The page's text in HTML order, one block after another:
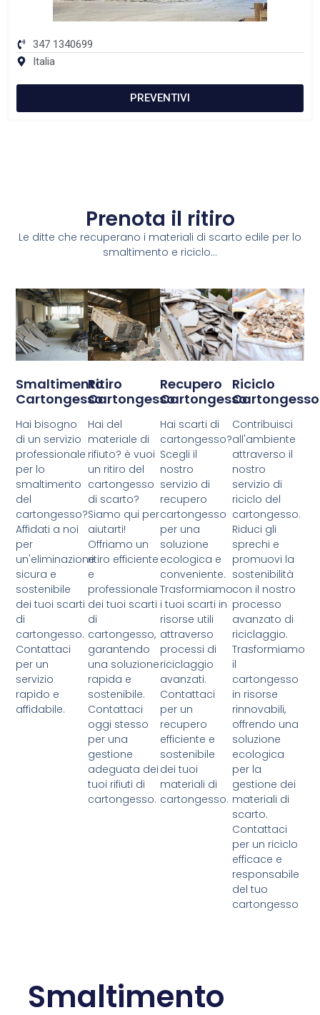
347 1340699
Italia
PREVENTIVI
Prenota il ritiro
Le ditte che recuperano i materiali di scarto edile per lo
smaltimento e riciclo...
Smaltimento
Cartongesso
Hai bisogno
di un servizio
professionale
per lo
smaltimento
del
cartongesso?
Affidati a noi
per
un'eliminazione
sicura e
sostenibile
dei tuoi scarti
di
cartongesso.
Contattaci
per un
servizio
rapido e
affidabile.
Ritiro
Cartongesso
Hai del
materiale di
rifiuto? è vuoi
un ritiro del
cartongesso
di scarto?
Siamo qui per
aiutarti!
Offriamo un
ritiro efficiente
e
professionale
dei tuoi scarti
di
cartongesso,
garantendo
una soluzione
rapida e
sostenibile.
Contattaci
oggi stesso
per una
gestione
adeguata dei
tuoi rifiuti di
cartongesso.
Recupero
Cartongesso
Hai scarti di
cartongesso?
Scegli il
nostro
servizio di
recupero
cartongesso
per una
soluzione
ecologica e
conveniente.
Trasformiamo
i tuoi scarti in
risorse utili
attraverso
processi di
riciclaggio
avanzati.
Contattaci
per un
recupero
efficiente e
sostenibile
dei tuoi
materiali di
cartongesso.
Riciclo
Cartongesso
Contribuisci
all'ambiente
attraverso il
nostro
servizio di
riciclo del
cartongesso.
Riduci gli
sprechi e
promuovi la
sostenibilità
con il nostro
processo
avanzato di
riciclaggio.
Trasformiamo
il
cartongesso
in risorse
rinnovabili,
offrendo una
soluzione
ecologica
per la
gestione dei
materiali di
scarto.
Contattaci
per un riciclo
efficace e
responsabile
del tuo
cartongesso
Smaltimento